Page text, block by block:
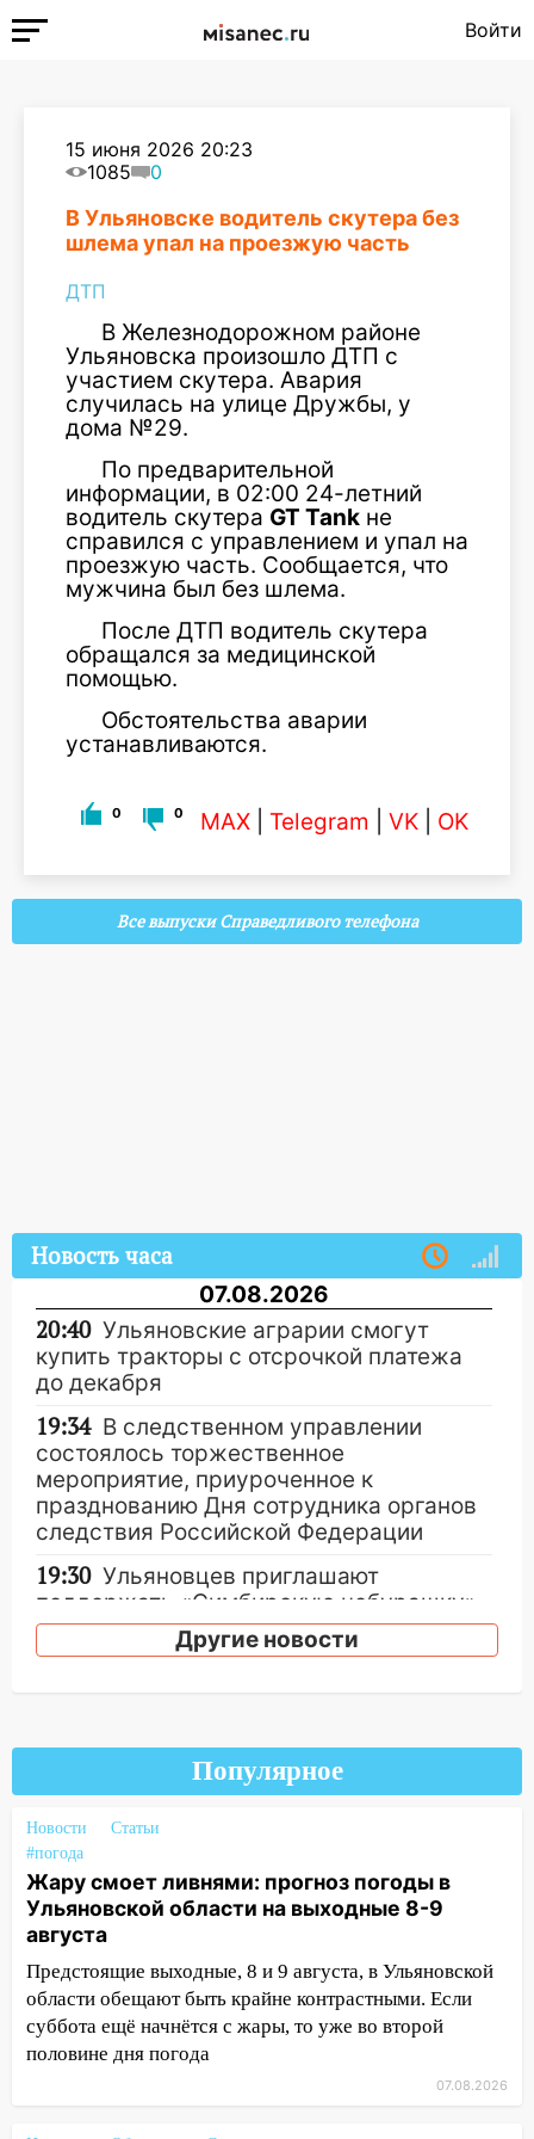
Войти
15 июня 2026 20:23
1085
0
В Ульяновске водитель скутера без
шлема упал на проезжую часть
ДТП
В Железнодорожном районе
Ульяновска произошло ДТП с
участием скутера. Авария
случилась на улице Дружбы, у
дома №29.
По предварительной
информации, в 02:00 24-летний
водитель скутера GT Tank не
справился с управлением и упал на
проезжую часть. Сообщается, что
мужчина был без шлема.
После ДТП водитель скутера
обращался за медицинской
помощью.
Обстоятельства аварии
устанавливаются.
0 0 MAX Telegram VK OK
Все выпуски Справедливого телефона
Новость часа
07.08.2026
20:40 Ульяновские аграрии смогут
купить тракторы с отсрочкой платежа
до декабря
19:34 В следственном управлении
состоялось торжественное
мероприятие, приуроченное к
празднованию Дня сотрудника органов
следствия Российской Федерации
19:30 Ульяновцев приглашают
поддержать «Симбирскую чебурашку»
на фестивале «ФормАРТ»
В реанимацию Ульяновской
областной больницы поступили шесть
новых аппаратов ИВЛ
16:51
ремонтируют дороги, ставят остановки
и проводят новое освещение
16:35 В Ульяновске установили ещё
девять бункеров для крупногабаритного
мусора
16:26 В Ульяновске бесплатно покажут
16:12
Другие новости
Популярное
Новости
Статьи
#погода
Жару смоет ливнями: прогноз погоды в
Ульяновской области на выходные 8-9
августа
Предстоящие выходные, 8 и 9 августа, в Ульяновской
области обещают быть крайне контрастными. Если
суббота ещё начнётся с жары, то уже во второй
половине дня погода
07.08.2026